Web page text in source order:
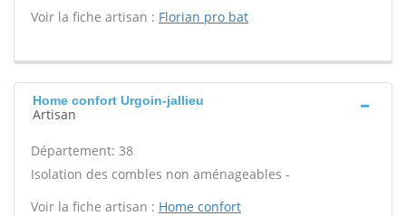
Voir la fiche artisan : Florian pro bat
Home confort Urgoin-jallieu
Artisan
Département: 38
Isolation des combles non aménageables -
Voir la fiche artisan : Home confort